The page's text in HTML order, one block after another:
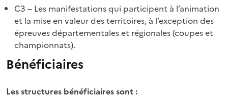
C3 – Les manifestations qui participent à l’animation
et la mise en valeur des territoires, à l’exception des
épreuves départementales et régionales (coupes et
championnats).
Bénéficiaires
Les structures bénéficiaires sont :